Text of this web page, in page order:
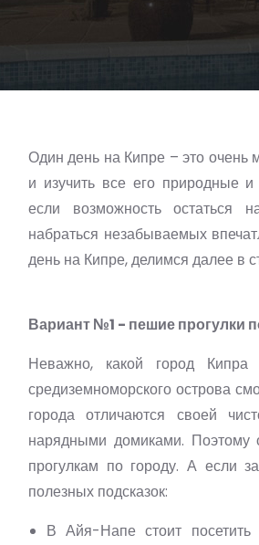
Один день на Кипре – это очень
и изучить все его природные и
если возможность остаться
набраться незабываемых
день на Кипре, делимся далее в
Вариант №1 - пешие прогулки
Неважно, какой город Кипра
средиземноморского острова
города отличаются своей
нарядными домиками. Поэтому
прогулкам по городу. А если
полезных подсказок:
В Айя-Напе стоит посетить